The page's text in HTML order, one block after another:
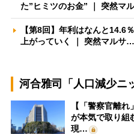
た”ヒミツのお金” ｜ 突然マ
【第8回】年利はなんと
上がっていく ｜ 突然マルサ…
河合雅司「人口減少ニ
【「警察官離
が本気で取り
現…